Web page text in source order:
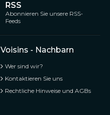
RSS
Abonnieren Sie unsere RSS-
Feeds
Voisins - Nachbarn
Wer sind wir?
Kontaktieren Sie uns
Rechtliche Hinweise und AGBs